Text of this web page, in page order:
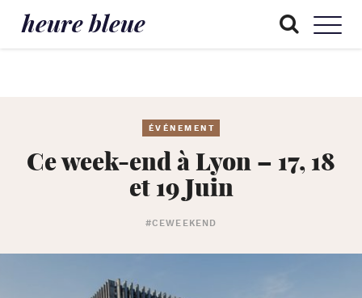
heure bleue
ÉVÉNEMENT
Ce week-end à Lyon – 17, 18
et 19 Juin
#CEWEEKEND